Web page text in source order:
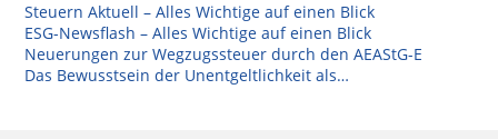
Steuern Aktuell – Alles Wichtige auf einen Blick
ESG-Newsflash – Alles Wichtige auf einen Blick
Neuerungen zur Wegzugssteuer durch den AEAStG-E
Das Bewusstsein der Unentgeltlichkeit als…